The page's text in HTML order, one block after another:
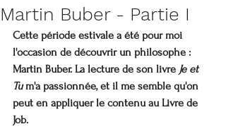
Martin Buber - Partie I
Cette période estivale a été pour moi
l'occasion de découvrir un philosophe :
Martin Buber. La lecture de son livre Je et
Tu m'a passionnée, et il me semble qu'on
peut en appliquer le contenu au Livre de
Job.